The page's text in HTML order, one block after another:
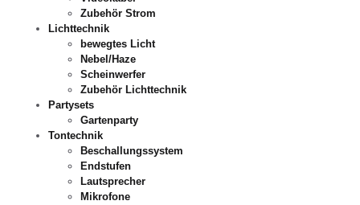
Zubehör Strom
Lichttechnik
bewegtes Licht
Nebel/Haze
Scheinwerfer
Zubehör Lichttechnik
Partysets
Gartenparty
Tontechnik
Beschallungssystem
Endstufen
Lautsprecher
Mikrofone